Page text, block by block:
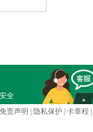
全
免责声明 隐私保护 卡章程